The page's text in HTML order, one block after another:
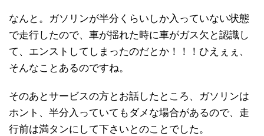
なんと。ガソリンが半分くらいしか入っていない状態
で走行したので、車が揺れた時に車がガス欠と認識し
て、エンストしてしまったのだとか！！！ひえぇぇ、
そんなことあるのですね。
そのあとサービスの方とお話したところ、ガソリンは
ホント、半分入っていてもダメな場合があるので、走
行前は満タンにして下さいとのことでした。